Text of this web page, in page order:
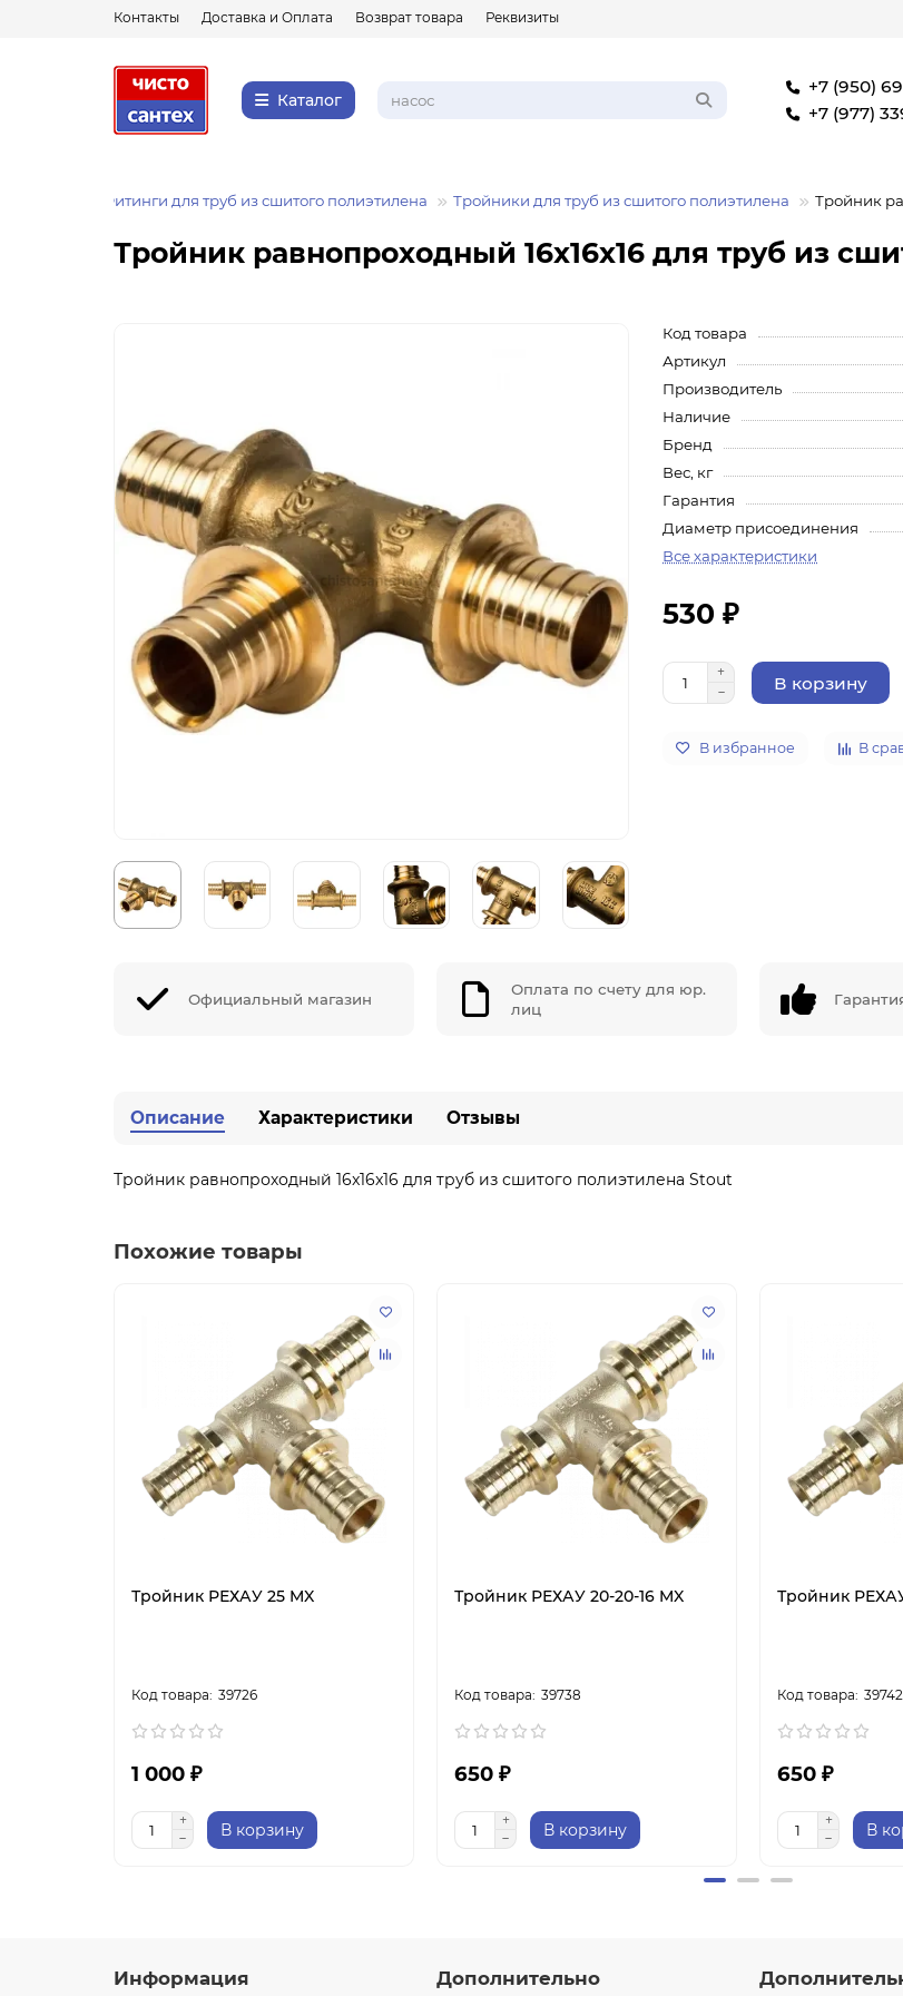
Контакты Доставка и Оплата Возврат товара Реквизиты
Каталог
+7 (950)
+7 (977)
Фитинги для труб из сшитого полиэтилена Тройники для труб из сшитого полиэтилена Тройник
Тройник равнопроходный 16x16x16 для труб из
Код товара
Артикул
Производитель
Наличие
Бренд
Вес, кг
Гарантия
Диаметр присоединения
Все характеристики
530 ₽
В корзину
В избранное В
Официальный магазин
Оплата по счету для юр.
лиц
Описание Характеристики Отзывы
Тройник равнопроходный 16x16x16 для труб из сшитого полиэтилена Stout
Похожие товары
Тройник РЕХАУ 25 MX
39726
1 000 ₽
В корзину
Тройник РЕХАУ 20-20-16 MX
39738
650 ₽
В корзину
Тройник
39742
650 ₽
В
Информация Дополнительно